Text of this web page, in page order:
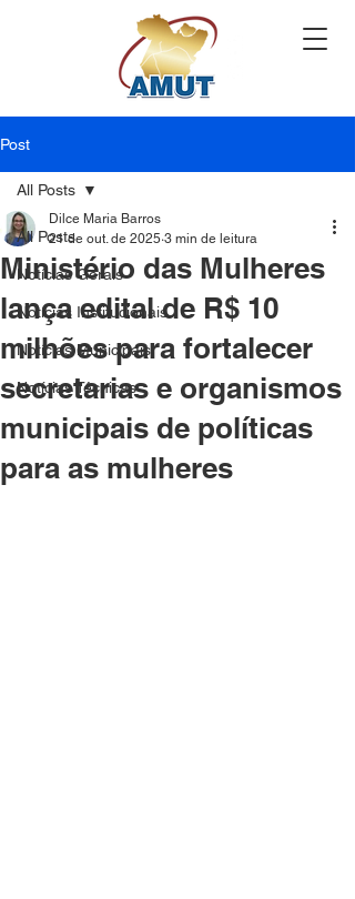
Post
All Posts
Notícias Gerais
Notícias Institucionais
Notícias Municipais
Notícias Técnicas
All Posts
Ministério das Mulheres
lança edital de R$ 10
milhões para fortalecer
secretarias e organismos
municipais de políticas
para as mulheres
Dilce Maria Barros
21 de out. de 2025 3 min de leitura